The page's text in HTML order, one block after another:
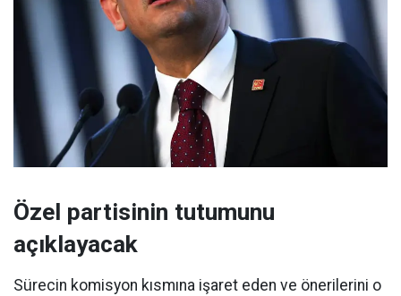
Özel partisinin tutumunu
açıklayacak
Sürecin komisyon kısmına işaret eden ve önerilerini o